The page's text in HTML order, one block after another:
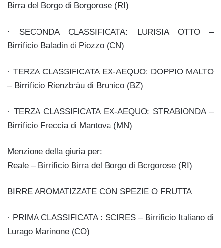
Birra del Borgo di Borgorose (RI)
· SECONDA CLASSIFICATA: LURISIA OTTO –
Birrificio Baladin di Piozzo (CN)
· TERZA CLASSIFICATA EX-AEQUO: DOPPIO MALTO
– Birrificio Rienzbräu di Brunico (BZ)
· TERZA CLASSIFICATA EX-AEQUO: STRABIONDA –
Birrificio Freccia di Mantova (MN)
Menzione della giuria per:
Reale – Birrificio Birra del Borgo di Borgorose (RI)
BIRRE AROMATIZZATE CON SPEZIE O FRUTTA
· PRIMA CLASSIFICATA : SCIRES – Birrificio Italiano di
Lurago Marinone (CO)